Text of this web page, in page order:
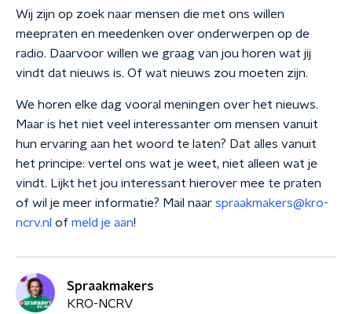
Wij zijn op zoek naar mensen die met ons willen
meepraten en meedenken over onderwerpen op de
radio. Daarvoor willen we graag van jou horen wat jij
vindt dat nieuws is. Of wat nieuws zou moeten zijn.
We horen elke dag vooral meningen over het nieuws.
Maar is het niet veel interessanter om mensen vanuit
hun ervaring aan het woord te laten? Dat alles vanuit
het principe: vertel ons wat je weet, niet alleen wat je
vindt. Lijkt het jou interessant hierover mee te praten
of wil je meer informatie? Mail naar spraakmakers@kro-
ncrv.nl of meld je aan!
Spraakmakers
KRO-NCRV